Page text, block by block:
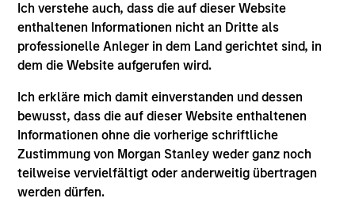
Ich verstehe auch, dass die auf dieser Website
enthaltenen Informationen nicht an Dritte als
professionelle Anleger in dem Land gerichtet sind, in
dem die Website aufgerufen wird.
Ich erkläre mich damit einverstanden und dessen
bewusst, dass die auf dieser Website enthaltenen
Informationen ohne die vorherige schriftliche
Zustimmung von Morgan Stanley weder ganz noch
teilweise vervielfältigt oder anderweitig übertragen
werden dürfen.
and educational purposes only. There is no guarantee that
the investment mentioned resulted in positive performance
(for realized holdings), or will perform well in the future (for
current holdings). The trademarks and service marks above
are the property of their respective owners. The information
on this website has not been authorized, sponsored, or
otherwise approved by such owners. By clicking on any
links shown here, you agree that you are navigating to a
third party site. We are providing these hyperlinks to you
only as a convenience and the inclusion of any hyperlink is
not and does not imply any endorsement, approval,
investigation, verification or monitoring by us of any
information contained in any hyperlinked site. In no event